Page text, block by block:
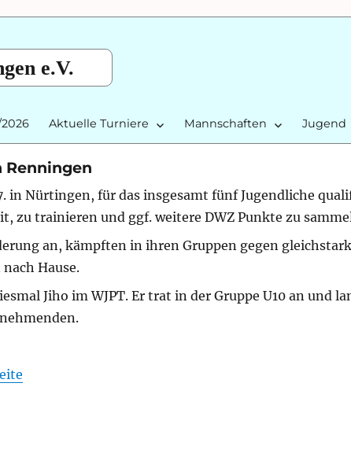
e.V.
Aktuelle Turniere Mannschaften Jugend
Renningen
in Nürtingen, für das insgesamt fünf Jugendliche
zu trainieren und ggf. weitere DWZ Punkte zu
an, kämpften in ihren Gruppen gegen
Hause.
Jiho im WJPT. Er trat in der Gruppe U10 an und